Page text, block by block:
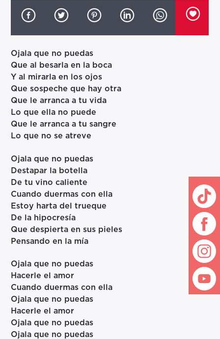
Ojala que no puedas
Que al besarla en la boca
Y al mirarla en los ojos
Que sospeche que hay otra
Que le arranca a tu vida
Lo que ella no puede
Que le arranca a tu sangre
Lo que no se atreve
Ojala que no puedas
Destapar la botella
De tu vino caliente
Cuando duermas con ella
Estoy harta del trueque
De la hipocresía
Que despierta en sus pieles
Pensando en la mía
Ojala que no puedas
Hacerle el amor
Cuando duermas con ella
Ojala que no puedas
Hacerle el amor
Ojala que no puedas
Ojala que no puedas